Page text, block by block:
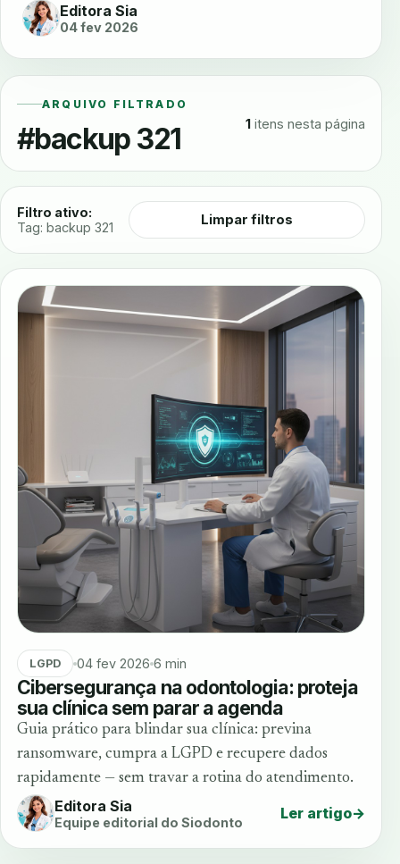
Editora Sia
04 fev 2026
ARQUIVO FILTRADO
#backup 321 1 itens nesta página
Filtro ativo:
Tag: backup 321
Limpar filtros
LGPD 04 fev 2026 6 min
Cibersegurança na odontologia: proteja
sua clínica sem parar a agenda
Guia prático para blindar sua clínica: previna
ransomware, cumpra a LGPD e recupere dados
rapidamente — sem travar a rotina do atendimento.
Editora Sia
Equipe editorial do Siodonto Ler artigo→